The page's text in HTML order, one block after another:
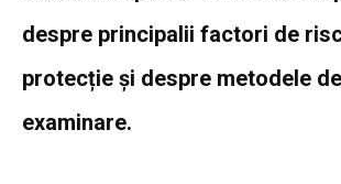
despre principalii factori de
protecție și despre metodele
examinare.